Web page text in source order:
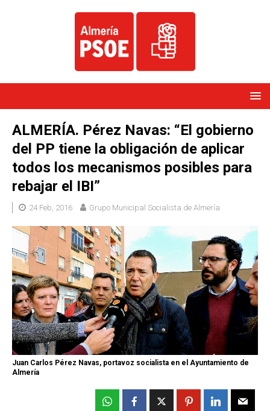
ALMERÍA. Pérez Navas: “El gobierno
del PP tiene la obligación de aplicar
todos los mecanismos posibles para
rebajar el IBI”
24 Feb, 2016 Grupo Municipal Socialista de Almería
Juan Carlos Pérez Navas, portavoz socialista en el Ayuntamiento de
Almería